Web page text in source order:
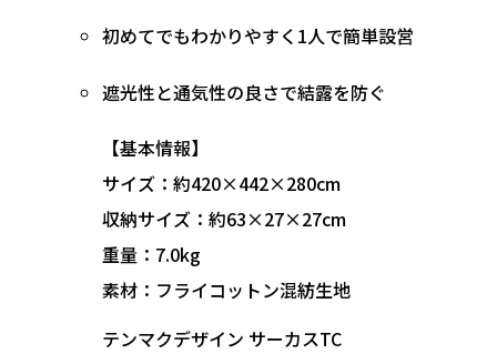
初めてでもわかりやすく1人で簡単設営
遮光性と通気性の良さで結露を防ぐ
【基本情報】
サイズ：約420×442×280cm
収納サイズ：約63×27×27cm
重量：7.0kg
素材：フライコットン混紡生地
テンマクデザイン サーカスTC